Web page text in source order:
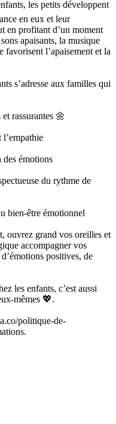
les petits développent
en eux et leur
en profitant d’un moment
apaisants, la musique
favorisent l’apaisement et la
s’adresse aux familles qui
rassurantes 🌼
des émotions
du rythme de
bien-être émotionnel
ouvrez grand vos oreilles et
accompagner vos
positives, de
les enfants, c’est aussi
mêmes 💖.
politique-de-